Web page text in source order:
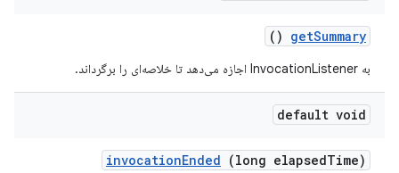
getSummary
()
به InvocationListener اجازه می‌دهد تا خلاصه‌ای را برگرداند.
default void
invocationEnded (long elapsedTime)